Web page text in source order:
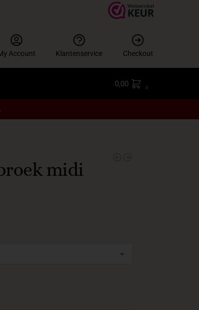
Account Klantenservice Checkout
0,00 0
midi